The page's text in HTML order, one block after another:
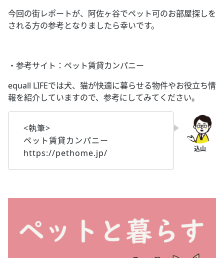
今回の街レポートが、阿佐ヶ谷でペット可のお部屋探しを
される方の参考となりましたら幸いです。
・参考サイト：ペット賃貸カンパニー
equall LIFEでは犬、猫が快適に暮らせる物件やお役立ち情
報を紹介していますので、参考にしてみてください。
<執筆>
ペット賃貸カンパニー
https://pethome.jp/